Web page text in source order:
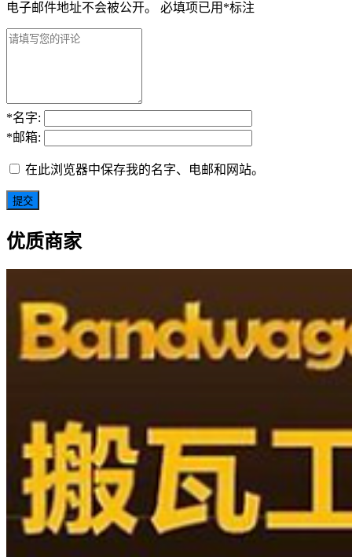
电子邮件地址不会被公开。 必填项已用 *标注
*名字:
*邮箱:
在此浏览器中保存我的名字、电邮和网站。
优质商家